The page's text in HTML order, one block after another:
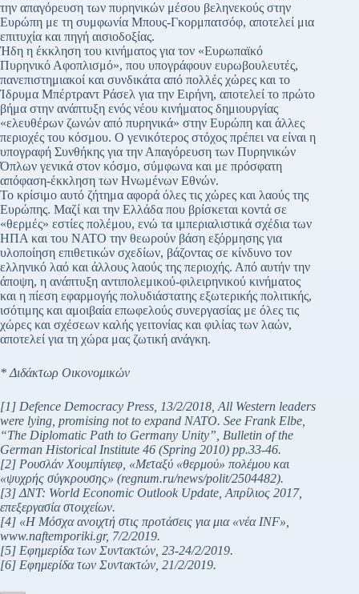
την απαγόρευση των πυρηνικών μέσου βεληνεκούς στην
Ευρώπη με τη συμφωνία Μπους-Γκορμπατσόφ, αποτελεί μια
επιτυχία και πηγή αισιοδοξίας.
Ήδη η έκκληση του κινήματος για τον «Ευρωπαϊκό
Πυρηνικό Αφοπλισμό», που υπογράφουν ευρωβουλευτές,
πανεπιστημιακοί και συνδικάτα από πολλές χώρες και το
Ίδρυμα Μπέρτραντ Ράσελ για την Eιρήνη, αποτελεί το πρώτο
βήμα στην ανάπτυξη ενός νέου κινήματος δημιουργίας
«ελευθέρων ζωνών από πυρηνικά» στην Ευρώπη και άλλες
περιοχές του κόσμου. Ο γενικότερος στόχος πρέπει να είναι η
υπογραφή Συνθήκης για την Απαγόρευση των Πυρηνικών
Όπλων γενικά στον κόσμο, σύμφωνα και με πρόσφατη
απόφαση-έκκληση των Ηνωμένων Εθνών.
Το κρίσιμο αυτό ζήτημα αφορά όλες τις χώρες και λαούς της
Ευρώπης. Μαζί και την Ελλάδα που βρίσκεται κοντά σε
«θερμές» εστίες πολέμου, ενώ τα ιμπεριαλιστικά σχέδια των
ΗΠΑ και του ΝΑΤΟ την θεωρούν βάση εξόρμησης για
υλοποίηση επιθετικών σχεδίων, βάζοντας σε κίνδυνο τον
ελληνικό λαό και άλλους λαούς της περιοχής. Από αυτήν την
άποψη, η ανάπτυξη αντιπολεμικού-φιλειρηνικού κινήματος
και η πίεση εφαρμογής πολυδιάστατης εξωτερικής πολιτικής,
ισότιμης και αμοιβαία επωφελούς συνεργασίας με όλες τις
χώρες και σχέσεων καλής γειτονίας και φιλίας των λαών,
αποτελεί για τη χώρα μας ζωτική ανάγκη.
* Διδάκτωρ Οικονομικών
[1] Defence Democracy Press, 13/2/2018, All Western leaders
were lying, promising not to expand NATO. See Frank Elbe,
“The Diplomatic Path to Germany Unity”, Bulletin of the
German Historical Institute 46 (Spring 2010) pp.33-46.
[2] Ρουσλάν Χουμπίγιεφ, «Μεταξύ «θερμού» πολέμου και
«ψυχρής σύγκρουσης» (regnum.ru/news/polit/2504482).
[3] ΔΝΤ: World Economic Outlook Update, Απρίλιος 2017,
επεξεργασία στοιχείων.
[4] «Η Μόσχα ανοιχτή στις προτάσεις για μια «νέα INF»,
www.naftemporiki.gr, 7/2/2019.
[5] Εφημερίδα των Συντακτών, 23-24/2/2019.
[6] Εφημερίδα των Συντακτών, 21/2/2019.